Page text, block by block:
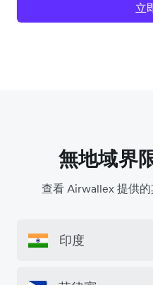
立
無地域界
查看 Airwallex 提供的
印度